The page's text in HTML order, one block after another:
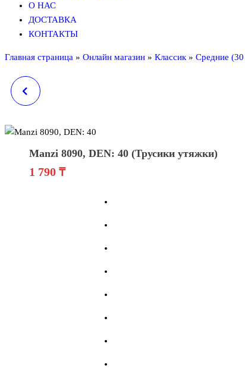
О НАС
ДОСТАВКА
КОНТАКТЫ
Главная страница » Онлайн магазин » Классик » Средние
ПОЛНЫХ ЖЕНЩИН)
Manzi 8090, DEN: 40 (Трусики утяжки)
1 790 ₸